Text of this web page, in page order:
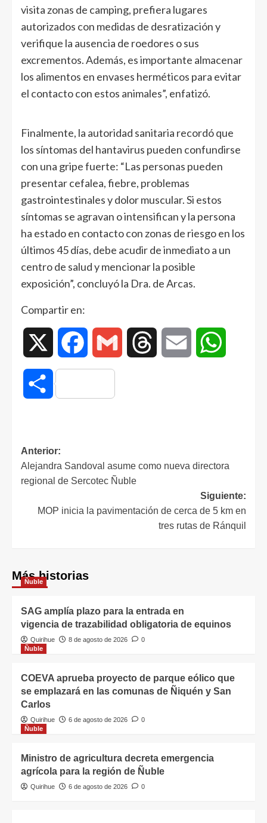
visita zonas de camping, prefiera lugares
autorizados con medidas de desratización y
verifique la ausencia de roedores o sus
excrementos. Además, es importante almacenar
los alimentos en envases herméticos para evitar
el contacto con estos animales”, enfatizó.
Finalmente, la autoridad sanitaria recordó que
los síntomas del hantavirus pueden confundirse
con una gripe fuerte: “Las personas pueden
presentar cefalea, fiebre, problemas
gastrointestinales y dolor muscular. Si estos
síntomas se agravan o intensifican y la persona
ha estado en contacto con zonas de riesgo en los
últimos 45 días, debe acudir de inmediato a un
centro de salud y mencionar la posible
exposición”, concluyó la Dra. de Arcas.
Compartir en:
Facebook Gmail Threads Email
Compartir
Anterior:
Alejandra Sandoval asume como nueva directora
regional de Sercotec Ñuble
Siguiente:
MOP inicia la pavimentación de cerca de 5 km en
tres rutas de Ránquil
Más historias
Ñuble
SAG amplía plazo para la entrada en
vigencia de trazabilidad obligatoria de equinos
Quirihue 8 de agosto de 2026
0
Ñuble
COEVA aprueba proyecto de parque eólico que
se emplazará en las comunas de Ñiquén y San
Carlos
Quirihue 6 de agosto de 2026
0
Ñuble
Ministro de agricultura decreta emergencia
agrícola para la región de Ñuble
Quirihue 6 de agosto de 2026 0